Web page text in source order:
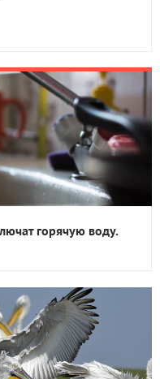
горячую воду.